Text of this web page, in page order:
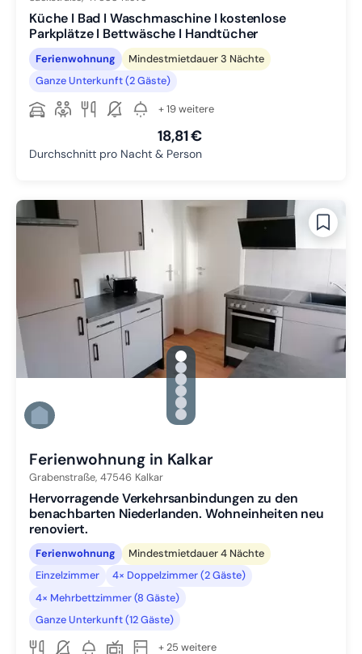
Küche I Bad I Waschmaschine I kostenlose
Parkplätze I Bettwäsche I Handtücher
Ferienwohnung
Mindestmietdauer 3 Nächte
Ganze Unterkunft (2 Gäste)
+ 19 weitere
18,81 €
Durchschnitt pro Nacht & Person
gallery.slide_selector
Zu Slide 1 wechseln
Zu Slide 2 wechseln
Zu Slide 3 wechseln
Zu Slide 4 wechseln
Zu Slide 5 wechseln
Zu Slide 6 wechseln
Ferienwohnung in Kalkar
Grabenstraße, 47546 Kalkar
Hervorragende Verkehrsanbindungen zu den
benachbarten Niederlanden. Wohneinheiten neu
renoviert.
Ferienwohnung
Mindestmietdauer 4 Nächte
Einzelzimmer
4× Doppelzimmer (2 Gäste)
4× Mehrbettzimmer (8 Gäste)
Ganze Unterkunft (12 Gäste)
+ 25 weitere